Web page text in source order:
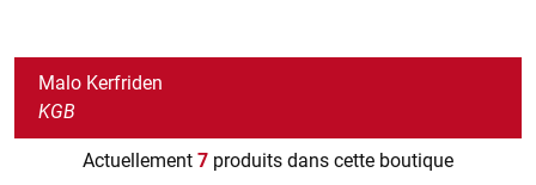
Malo Kerfriden
KGB
Actuellement 7 produits dans cette boutique